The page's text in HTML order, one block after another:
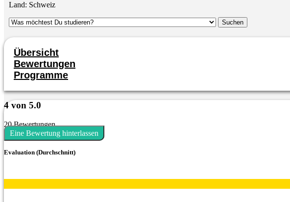
Land: Schweiz
Übersicht
Bewertungen
Programme
4 von 5.0
20 Bewertungen
Eine Bewertung hinterlassen
Evaluation (Durchschnitt)